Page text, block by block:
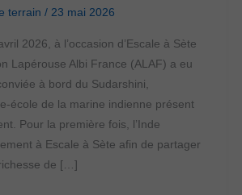
terrain / 23 mai 2026
2026, à l’occasion d’Escale à Sète
Lapérouse Albi France (ALAF) a eu
à bord du Sudarshini,
école de la marine indienne présent
Pour la première fois, l’Inde
à Escale à Sète afin de partager
de […]